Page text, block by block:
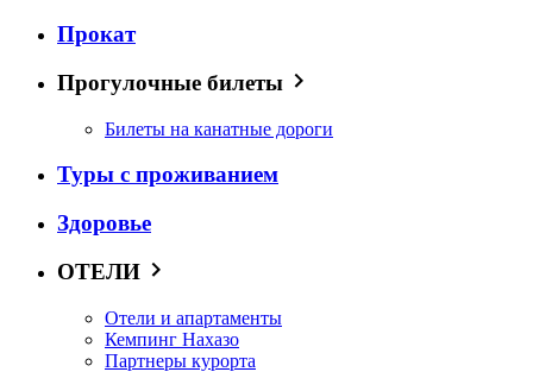
Прокат
Прогулочные билеты
Билеты на канатные дороги
Туры с проживанием
Здоровье
ОТЕЛИ
Отели и апартаменты
Кемпинг Нахазо
Партнеры курорта